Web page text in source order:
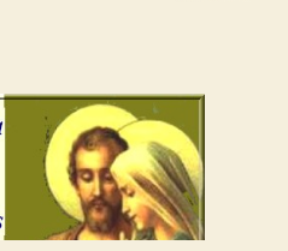
na unidade do Espírito Santo.
para obter os favores
da Serva de Deus Nhá Chica)
ou intercalados) Nhá Chica,
entre a Bondade Divina e as